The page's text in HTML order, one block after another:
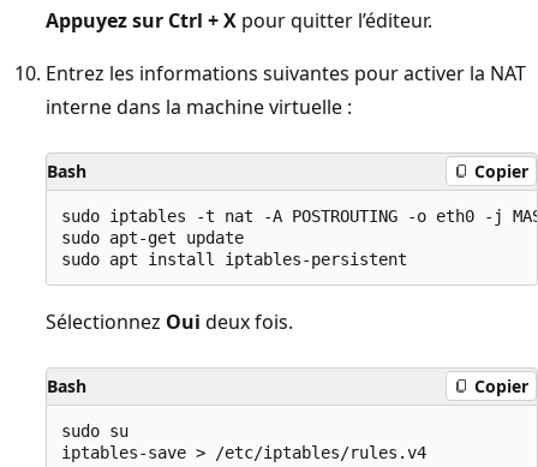
Appuyez sur Ctrl + X pour quitter l’éditeur.
Entrez les informations suivantes pour activer la NAT
interne dans la machine virtuelle :
Bash Copier
sudo iptables -t nat -A POSTROUTING -o eth0 -j
sudo apt-get update
Sélectionnez Oui deux fois.
Bash Copier
sudo su
iptables-save > /etc/iptables/rules.v4